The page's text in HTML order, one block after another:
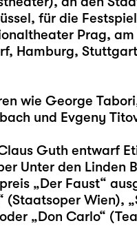
für die
Prag, am
Hamburg,
wie George
und Evgeny
Guth entwarf
Unter den Linden
„Der Faust“
Wien),
„Don Carlo“